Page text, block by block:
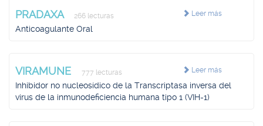
Leer más
PRADAXA 266 lecturas
Anticoagulante Oral
Leer más
VIRAMUNE 777 lecturas
Inhibidor no nucleosídico de la Transcriptasa inversa del
virus de la inmunodeficiencia humana tipo 1 (VIH-1)